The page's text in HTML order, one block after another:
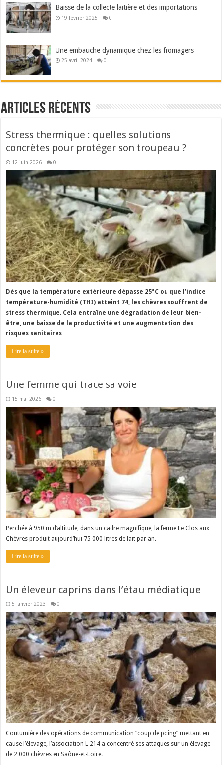
Baisse de la collecte laitière et des importations
19 février 2025 0
Une embauche dynamique chez les fromagers
25 avril 2024 0
Articles récents
Stress thermique : quelles solutions
concrètes pour protéger son troupeau ?
12 juin 2026 0
Dès que la température extérieure dépasse 25°C ou que l’indice
température-humidité (THI) atteint 74, les chèvres souffrent de
stress thermique. Cela entraîne une dégradation de leur bien-
être, une baisse de la productivité et une augmentation des
risques sanitaires
Lire la suite »
Une femme qui trace sa voie
15 mai 2026 0
Perchée à 950 m d’altitude, dans un cadre magnifique, la ferme Le Clos aux
Chèvres produit aujourd’hui 75 000 litres de lait par an.
Lire la suite »
Un éleveur caprins dans l’étau médiatique
5 janvier 2023 0
Coutumière des opérations de communication “coup de poing” mettant en
cause l’élevage, l’association L 214 a concentré ses attaques sur un élevage
de 2 000 chèvres en Saône-et-Loire.